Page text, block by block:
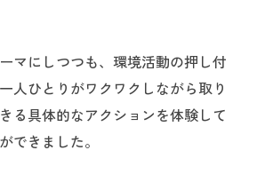
マにしつつも、環境活動の押し付
人ひとりがワクワクしながら取り
る具体的なアクションを体験して
できました。